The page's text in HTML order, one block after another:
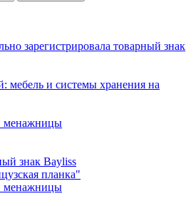
зарегистрировала товарный знак
мебель и системы хранения на
менажницы
знак Bayliss
планка"
менажницы